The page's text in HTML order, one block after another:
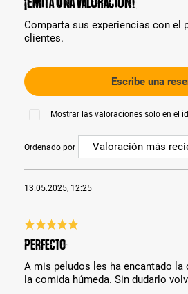
Comparta sus experiencias con el
clientes.
Escribe una
Mostrar las valoraciones solo en el
Ordenado por
13.05.2025, 12:25
Reseña con calificación de 5 de 5
PERFECTO
A mis peludos les ha encantado la
la comida húmeda. Sin dudarlo